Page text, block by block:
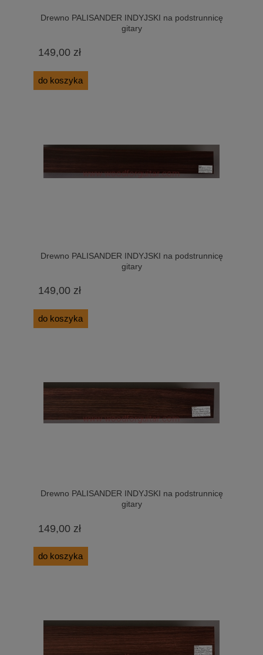
Drewno PALISANDER INDYJSKI na podstrunnicę
gitary
149,00 zł
do koszyka
Drewno PALISANDER INDYJSKI na podstrunnicę
gitary
149,00 zł
do koszyka
Drewno PALISANDER INDYJSKI na podstrunnicę
gitary
149,00 zł
do koszyka